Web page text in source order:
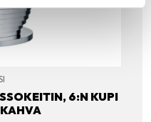
6:N KUPI